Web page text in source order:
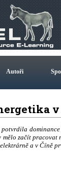
Autoři
v
mělo začít
a v Číně